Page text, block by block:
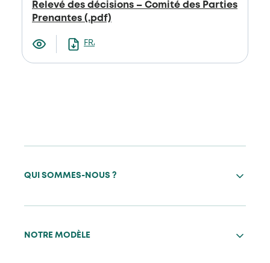
Relevé des décisions – Comité des Parties
Prenantes (.pdf)
FRANCAIS
QUI SOMMES-NOUS ?
NOTRE MODÈLE